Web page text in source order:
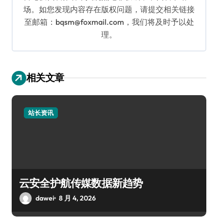
场。如您发现内容存在版权问题，请提交相关链接
至邮箱：bqsm@foxmail.com，我们将及时予以处
理。
相关文章
站长资讯
云安全护航传媒数据新趋势
dawei 8 月 4, 2026